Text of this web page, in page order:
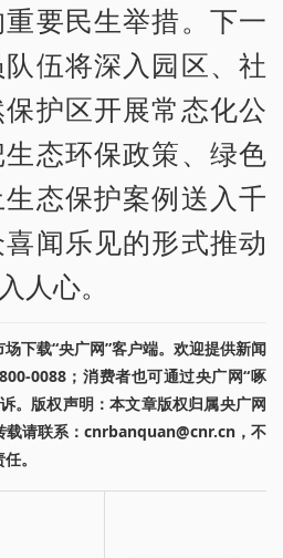
要民生举措。下一
伍将深入园区、社
护区开展常态化公
态环保政策、绿色
态保护案例送入千
闻乐见的形式推动
人心。
下载“央广网”客户端。欢迎提供新闻
0088；消费者也可通过央广网“啄
。版权声明：本文章版权归属央广网
载请联系：cnrbanquan@cnr.cn，不
。